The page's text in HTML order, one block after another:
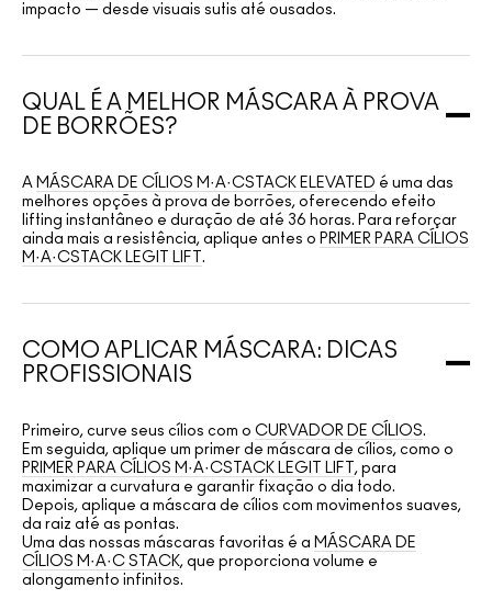
impacto — desde visuais sutis até ousados.
QUAL É A MELHOR MÁSCARA À PROVA
DE BORRÕES?
A MÁSCARA DE CÍLIOS M·A·CSTACK ELEVATED é uma das
melhores opções à prova de borrões, oferecendo efeito
lifting instantâneo e duração de até 36 horas. Para reforçar
ainda mais a resistência, aplique antes o PRIMER PARA CÍLIOS
M·A·CSTACK LEGIT LIFT .
COMO APLICAR MÁSCARA: DICAS
PROFISSIONAIS
Primeiro, curve seus cílios com o CURVADOR DE CÍLIOS.
Em seguida, aplique um primer de máscara de cílios, como o
PRIMER PARA CÍLIOS M·A·CSTACK LEGIT LIFT , para
maximizar a curvatura e garantir fixação o dia todo.
Depois, aplique a máscara de cílios com movimentos suaves,
da raiz até as pontas.
Uma das nossas máscaras favoritas é a MÁSCARA DE
CÍLIOS M·A·C STACK, que proporciona volume e
alongamento infinitos.